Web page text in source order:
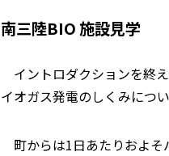
南三陸BIO 施設見学
イントロダクションを終
イオガス発電のしくみにつ
町からは1日あたりおよそ